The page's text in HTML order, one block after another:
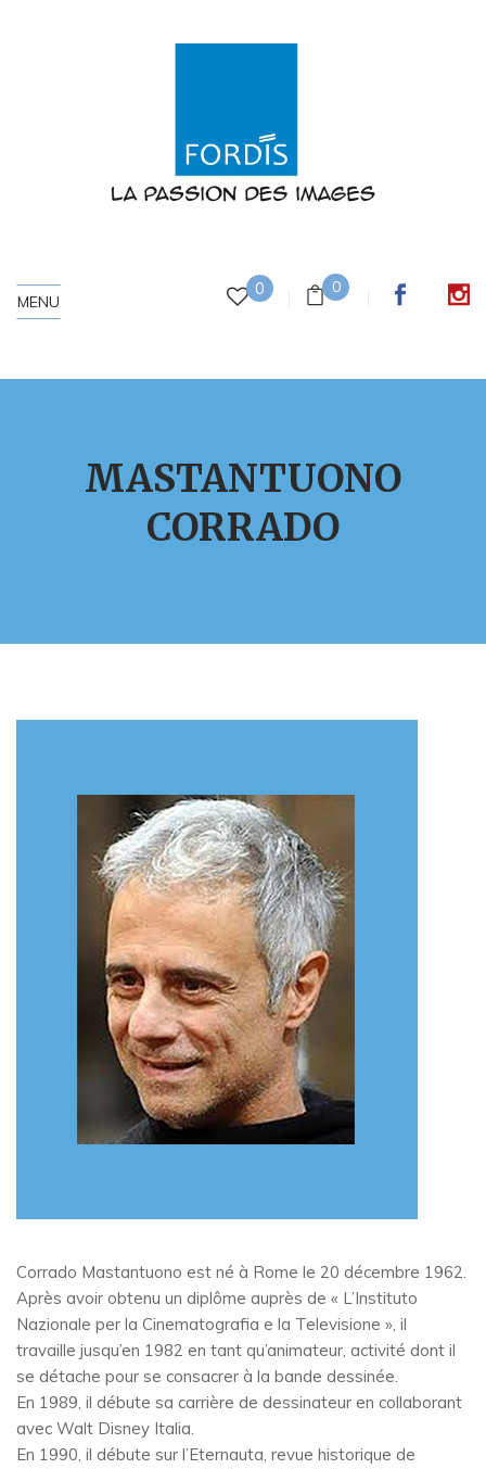
0 0
MENU
MASTANTUONO
CORRADO
Corrado Mastantuono est né à Rome le 20 décembre 1962.
Après avoir obtenu un diplôme auprès de « L’Instituto
Nazionale per la Cinematografia e la Televisione », il
travaille jusqu’en 1982 en tant qu’animateur, activité dont il
se détache pour se consacrer à la bande dessinée.
En 1989, il débute sa carrière de dessinateur en collaborant
avec Walt Disney Italia.
En 1990, il débute sur l’Eternauta, revue historique de